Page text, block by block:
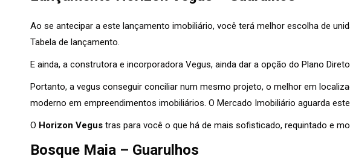
Ao se antecipar a este lançamento imobiliário, você terá melhor escolha de
Tabela de lançamento.
E ainda, a construtora e incorporadora Vegus, ainda dar a opção do Plano
Portanto, a vegus conseguir conciliar num mesmo projeto, o melhor em
moderno em empreendimentos imobiliários. O Mercado Imobiliário aguarda
O Horizon Vegus tras para você o que há de mais sofisticado, requintado e
Bosque Maia – Guarulhos